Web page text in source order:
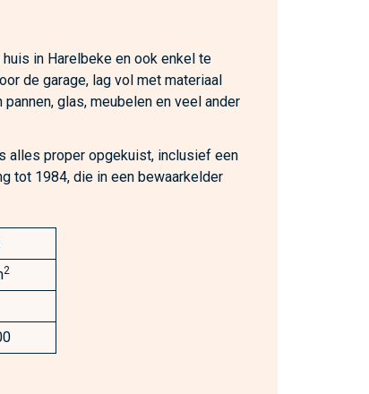
in Harelbeke en ook enkel te
de garage, lag vol met materiaal
glas, meubelen en veel ander
alles proper opgekuist, inclusief een
tot 1984, die in een bewaarkelder
2